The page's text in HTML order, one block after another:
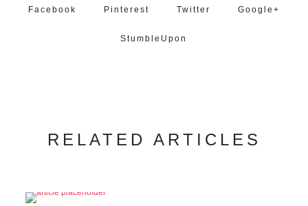
Facebook Pinterest Twitter Google+
StumbleUpon
RELATED ARTICLES